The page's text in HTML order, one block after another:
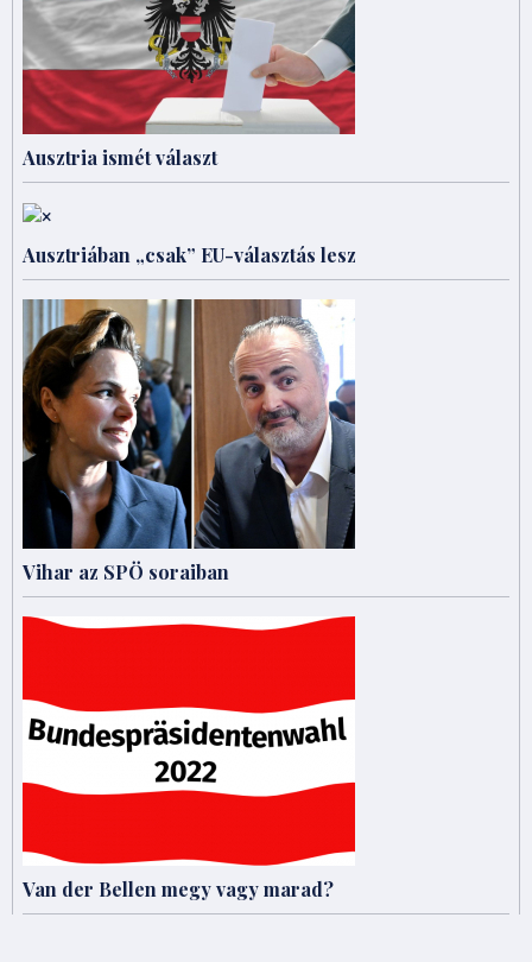
Ausztria ismét választ
Ausztriában „csak” EU-választás lesz
Vihar az SPÖ soraiban
Van der Bellen megy vagy marad?